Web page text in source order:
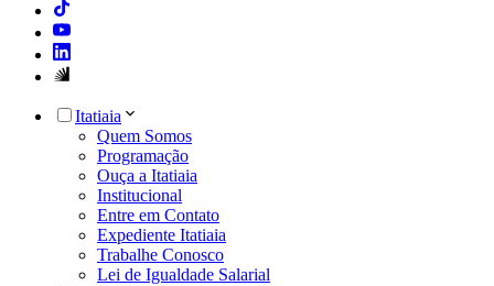
Itatiaia
Quem Somos
Programação
Ouça a Itatiaia
Institucional
Entre em Contato
Expediente Itatiaia
Trabalhe Conosco
Lei de Igualdade Salarial